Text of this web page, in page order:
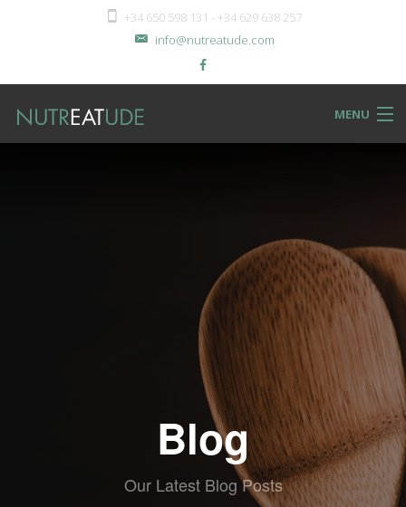
+34 650 598 131 - +34 629 638 257
info@nutreatude.com
MENU
Back
RECIPeatS
RECETAS
ESCRITAS
VIDEO
RECETAS
Blog
Our Latest Blog Posts